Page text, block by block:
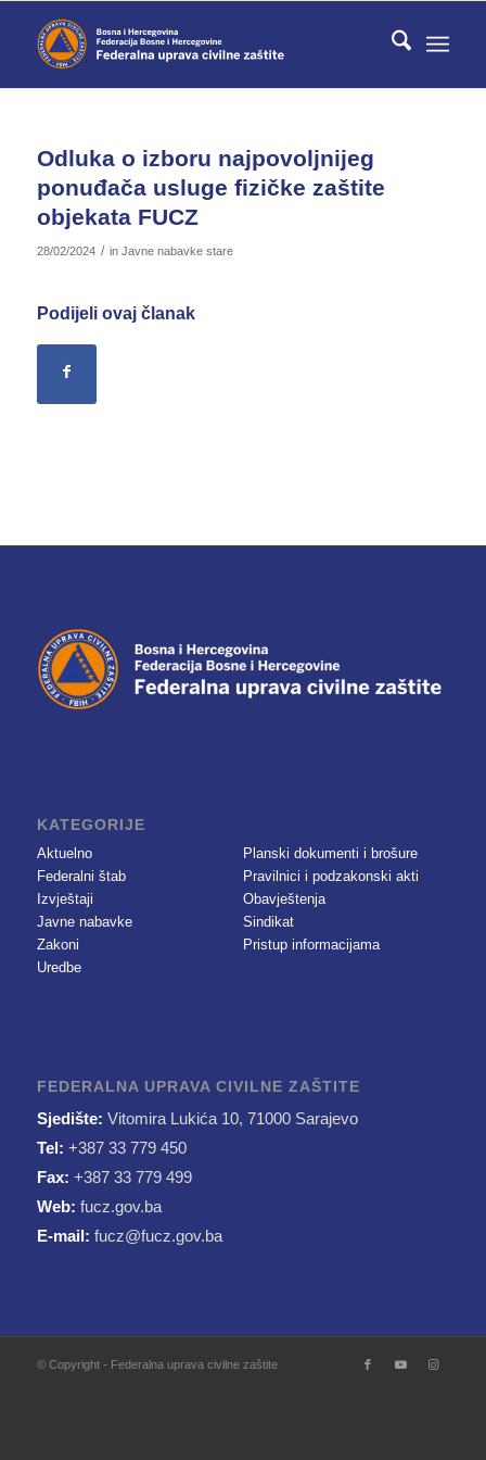
Odluka o izboru najpovoljnijeg
ponuđača usluge fizičke zaštite
objekata FUCZ
28/02/2024 / in Javne nabavke stare
Podijeli ovaj članak
KATEGORIJE
Aktuelno
Federalni štab
Izvještaji
Javne nabavke
Zakoni
Uredbe
Planski dokumenti i brošure
Pravilnici i podzakonski akti
Obavještenja
Sindikat
Pristup informacijama
FEDERALNA UPRAVA CIVILNE ZAŠTITE
Sjedište: Vitomira Lukića 10, 71000 Sarajevo
Tel: +387 33 779 450
Fax: +387 33 779 499
Web: fucz.gov.ba
E-mail: fucz@fucz.gov.ba
© Copyright - Federalna uprava civilne zaštite